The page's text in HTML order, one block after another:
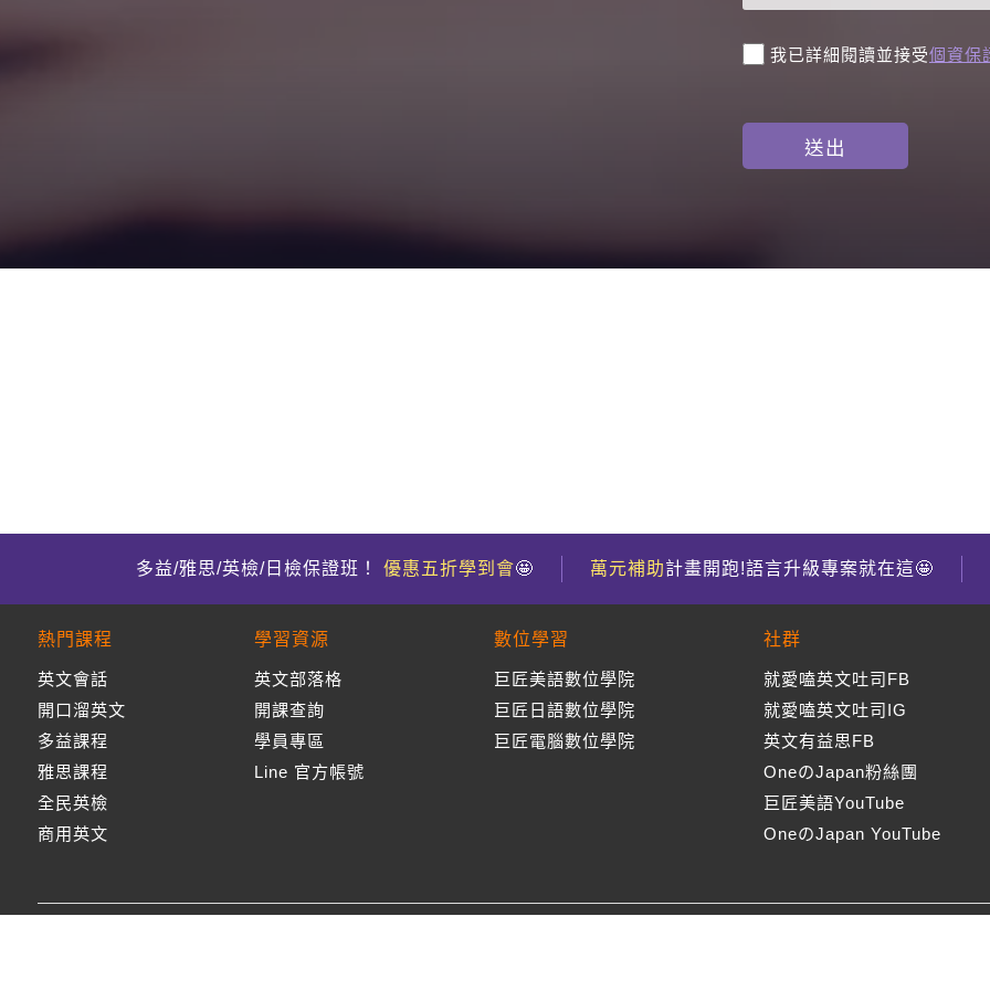
我已詳細閱讀並接受個資保
多益/雅思/英檢/日檢保證班！ 優惠五折學到會🤩 萬元補助計畫開跑!語言升級專案就在這🤩
熱門課程
英文會話
開口溜英文
多益課程
雅思課程
全民英檢
商用英文
學習資源
英文部落格
開課查詢
學員專區
Line 官方帳號
數位學習
巨匠美語數位學院
巨匠日語數位學院
巨匠電腦數位學院
社群
就愛嗑英文吐司FB
就愛嗑英文吐司IG
英文有益思FB
OneのJapan粉絲團
巨匠美語YouTube
OneのJapan YouTube